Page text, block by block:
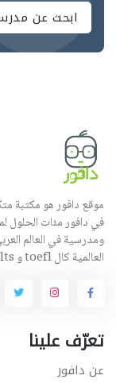
ابحث عن
موقع دافور هو مكتبة
في دافور مئات الحلول
ومدرسية في العالم
العالمية كال toefl و Ielts و SAT وغيرها الكثير.
تعرّف علينا
عن دافور